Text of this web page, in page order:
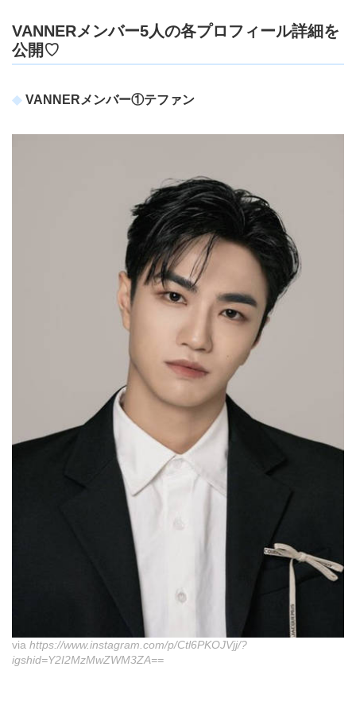
VANNERメンバー5人の各プロフィール詳細を
公開♡
VANNERメンバー①テファン
via https://www.instagram.com/p/Ctl6PKOJVjj/?
igshid=Y2I2MzMwZWM3ZA==